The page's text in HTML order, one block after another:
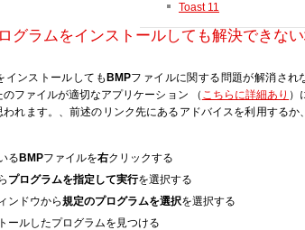
Toast 11
グラムをインストールしても解決できな
インストールしても BMPファイルに関する問題が解消され
ファイルが適切なアプリケーション （ こちらに詳細あり ）
われます。、前述のリンク先にあるアドバイスを利用するか
る BMPファイルを右クリックする
プログラムを指定して実行を選択する
ンドウから規定のプログラムを選択を選択する
ールしたプログラムを見つける